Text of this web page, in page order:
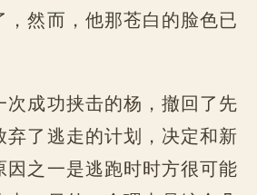
，然而，他那苍白的脸色已
次成功挟击的杨，撤回了先
弃了逃走的计划，决定和新
因之一是逃跑时时方很可能